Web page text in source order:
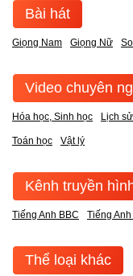
Bài hát
Giọng Nam Giọng Nữ
Video chuyên
Hóa học, Sinh học Lịch
Toán học Vật lý
Kênh truyền
Tiếng Anh BBC Tiếng
Thể loại khác